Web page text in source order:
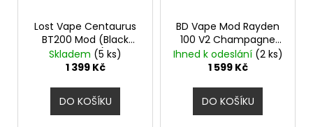
Lost Vape Centaurus
BT200 Mod (Black
Carbon)
Skladem (5 ks)
1 399 Kč
DO KOŠÍKU
BD Vape Mod Rayden
100 V2 Champagne
GoldVýkonný
značkový elektronický
Ihned k odeslání (2 ks)
1 599 Kč
DO KOŠÍKU